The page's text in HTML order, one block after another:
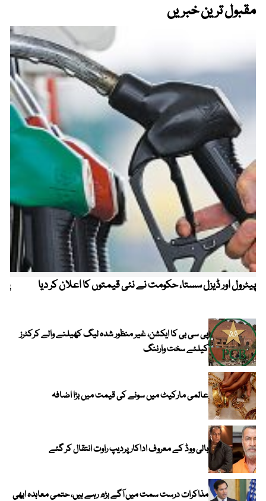
مقبول ترین خبریں
پیٹرول اور ڈیزل سستا، حکومت نے نئی قیمتوں کا اعلان کر دیا
پی سی بی کا ایکشن، غیر منظور شدہ لیگ کھیلنے والے کرکٹرز
کیلئے سخت وارننگ
عالمی مارکیٹ میں سونے کی قیمت میں بڑا اضافہ
بالی ووڈ کے معروف اداکار پردیپ راوت انتقال کر گئے
مذاکرات درست سمت میں آگے بڑھ رہے ہیں، حتمی معاہدہ ابھی